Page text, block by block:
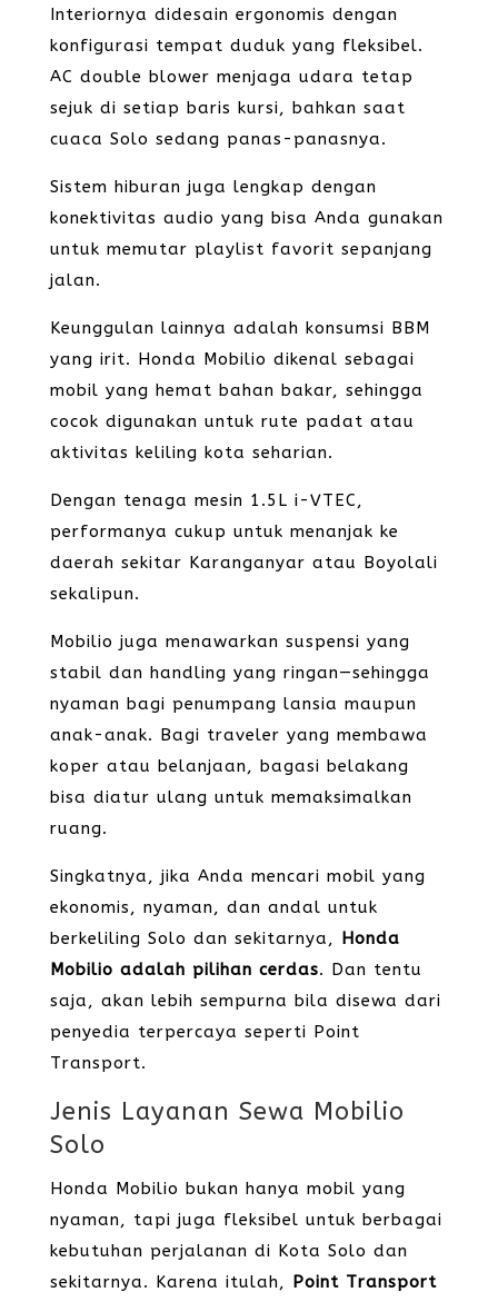
Interiornya didesain ergonomis dengan
konfigurasi tempat duduk yang fleksibel.
AC double blower menjaga udara tetap
sejuk di setiap baris kursi, bahkan saat
cuaca Solo sedang panas-panasnya.
Sistem hiburan juga lengkap dengan
konektivitas audio yang bisa Anda gunakan
untuk memutar playlist favorit sepanjang
jalan.
Keunggulan lainnya adalah konsumsi BBM
yang irit. Honda Mobilio dikenal sebagai
mobil yang hemat bahan bakar, sehingga
cocok digunakan untuk rute padat atau
aktivitas keliling kota seharian.
Dengan tenaga mesin 1.5L i-VTEC,
performanya cukup untuk menanjak ke
daerah sekitar Karanganyar atau Boyolali
sekalipun.
Mobilio juga menawarkan suspensi yang
stabil dan handling yang ringan—sehingga
nyaman bagi penumpang lansia maupun
anak-anak. Bagi traveler yang membawa
koper atau belanjaan, bagasi belakang
bisa diatur ulang untuk memaksimalkan
ruang.
Singkatnya, jika Anda mencari mobil yang
ekonomis, nyaman, dan andal untuk
berkeliling Solo dan sekitarnya, Honda
Mobilio adalah pilihan cerdas. Dan tentu
saja, akan lebih sempurna bila disewa dari
penyedia terpercaya seperti Point
Transport.
Jenis Layanan Sewa Mobilio
Solo
Honda Mobilio bukan hanya mobil yang
nyaman, tapi juga fleksibel untuk berbagai
kebutuhan perjalanan di Kota Solo dan
sekitarnya. Karena itulah, Point Transport